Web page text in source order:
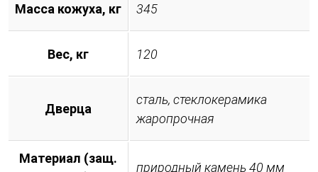
Масса кожуха, кг 345
Вес, кг 120
Дверца
сталь, стеклокерамика
жаропрочная
Материал (защ.
природный камень 40 мм